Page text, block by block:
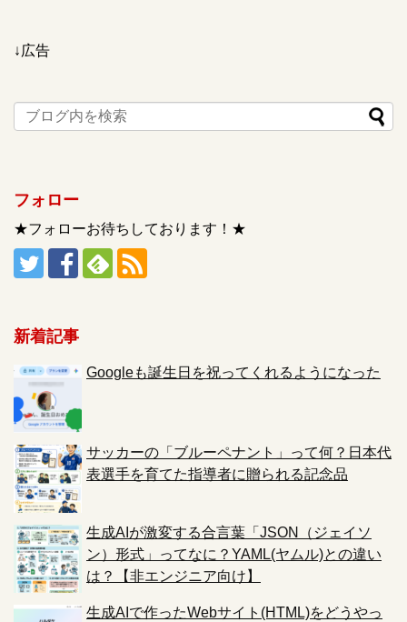
↓広告
フォロー
★フォローお待ちしております！★
新着記事
Googleも誕生日を祝ってくれるようになった
サッカーの「ブルーペナント」って何？日本代
表選手を育てた指導者に贈られる記念品
生成AIが激変する合言葉「JSON（ジェイソ
ン）形式」ってなに？YAML(ヤムル)との違い
は？【非エンジニア向け】
生成AIで作ったWebサイト(HTML)をどうやっ